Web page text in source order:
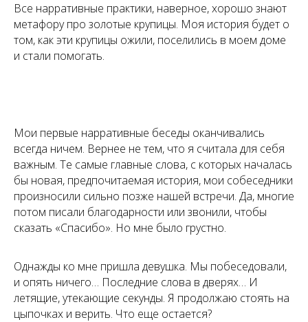
Все нарративные практики, наверное, хорошо знают
метафору про золотые крупицы. Моя история будет о
том, как эти крупицы ожили, поселились в моем доме
и стали помогать.
Мои первые нарративные беседы оканчивались
всегда ничем. Вернее не тем, что я считала для себя
важным. Те самые главные слова, с которых началась
бы новая, предпочитаемая история, мои собеседники
произносили сильно позже нашей встречи. Да, многие
потом писали благодарности или звонили, чтобы
сказать «Спасибо». Но мне было грустно.
Однажды ко мне пришла девушка. Мы побеседовали,
и опять ничего… Последние слова в дверях… И
летящие, утекающие секунды. Я продолжаю стоять на
цыпочках и верить. Что еще остается?